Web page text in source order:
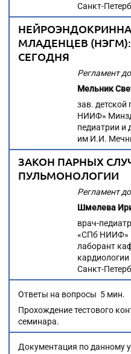
Санкт-
МЛАДЕНЦЕВ
СЕГОДНЯ
Регламент
Мельник
зав.
НИИФ»
педиатрии и
им И.И.
ЗАКОН ПАРНЫХ
ПУЛЬМОНОЛОГИИ
Регламент
Шмелева
врач-
«СПб НИИФ»
лаборант
Санкт-
Ответы на вопросы 5 мин.
Прохождение тестового
семинара.
Документация по данному